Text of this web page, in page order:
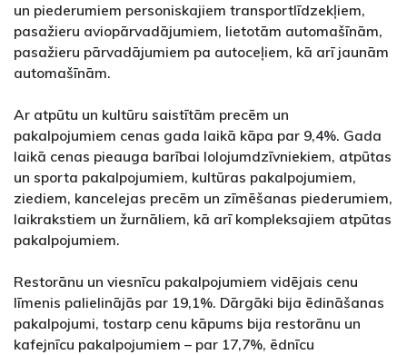
un piederumiem personiskajiem transportlīdzekļiem,
pasažieru aviopārvadājumiem, lietotām automašīnām,
pasažieru pārvadājumiem pa autoceļiem, kā arī jaunām
automašīnām.
Ar atpūtu un kultūru saistītām precēm un
pakalpojumiem cenas gada laikā kāpa par 9,4%. Gada
laikā cenas pieauga barībai lolojumdzīvniekiem, atpūtas
un sporta pakalpojumiem, kultūras pakalpojumiem,
ziediem, kancelejas precēm un zīmēšanas piederumiem,
laikrakstiem un žurnāliem, kā arī kompleksajiem atpūtas
pakalpojumiem.
Restorānu un viesnīcu pakalpojumiem vidējais cenu
līmenis palielinājās par 19,1%. Dārgāki bija ēdināšanas
pakalpojumi, tostarp cenu kāpums bija restorānu un
kafejnīcu pakalpojumiem – par 17,7%, ēdnīcu